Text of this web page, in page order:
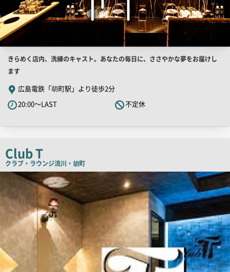
店
舗
PR
キ
ャ
ピ
ー
きらめく店内、洗練のキャスト。あなたの毎日に、ささやかな夢をお届けし
ます
広島電鉄「胡町駅」より徒歩2分
20:00～LAST
不定休
Club T
クラブ・ラウンジ流川・胡町
PR
画